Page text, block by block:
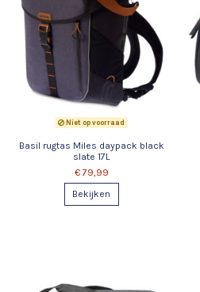
Niet op voorraad
Basil rugtas Miles daypack black
slate 17L
€ 79,99
Bekijken